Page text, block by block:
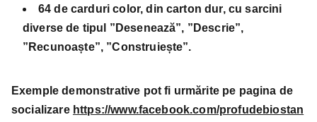
64 de carduri color, din carton dur, cu sarcini
diverse de tipul ”Desenează”, ”Descrie”,
”Recunoaște”, ”Construiește”.
Exemple demonstrative pot fi urmărite pe pagina de
socializare https://www.facebook.com/profudebiostan